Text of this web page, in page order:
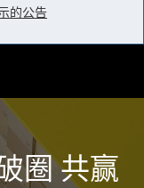
的公告
圈 共赢